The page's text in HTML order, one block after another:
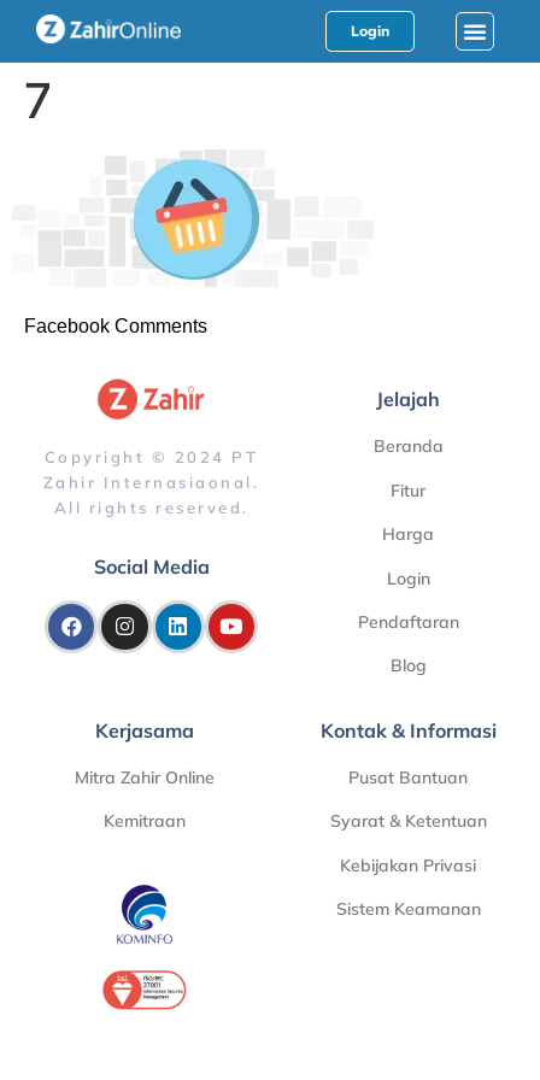
Login
7
Facebook Comments
Copyright © 2024 PT
Zahir Internasiaonal.
All rights reserved.
Social Media
Jelajah
Beranda
Fitur
Harga
Login
Pendaftaran
Blog
Kerjasama
Mitra Zahir Online
Kemitraan
Kontak & Informasi
Pusat Bantuan
Syarat & Ketentuan
Kebijakan Privasi
Sistem Keamanan